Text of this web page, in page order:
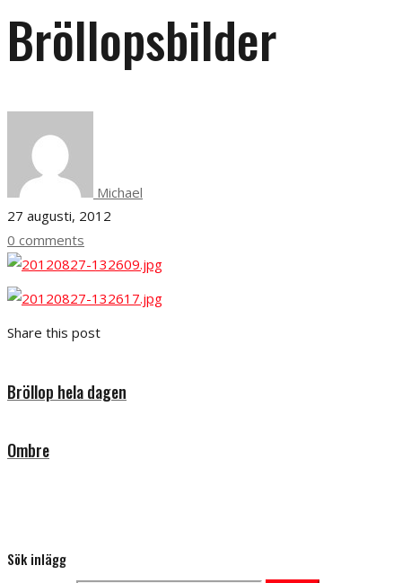
Bröllopsbilder
Michael
27 augusti, 2012
0 comments
Share this post
Bröllop hela dagen
Ombre
Sök inlägg